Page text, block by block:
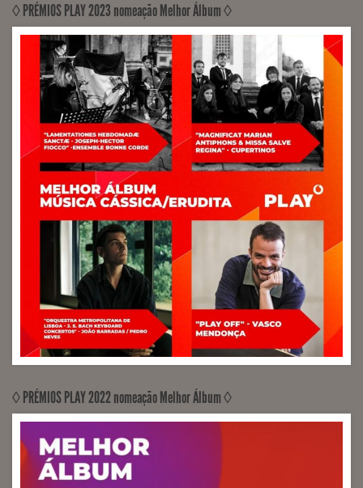
◊ PRÉMIOS PLAY 2023 nomeação Melhor Álbum ◊
◊ PRÉMIOS PLAY 2022 nomeação Melhor Álbum ◊